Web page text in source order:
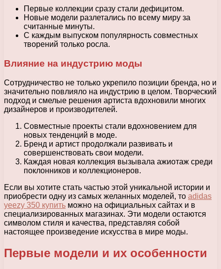
Первые коллекции сразу стали дефицитом.
Новые модели разлетались по всему миру за
считанные минуты.
С каждым выпуском популярность совместных
творений только росла.
Влияние на индустрию моды
Сотрудничество не только укрепило позиции бренда, но и
значительно повлияло на индустрию в целом. Творческий
подход и смелые решения артиста вдохновили многих
дизайнеров и производителей.
Совместные проекты стали вдохновением для
новых тенденций в моде.
Бренд и артист продолжали развивать и
совершенствовать свои модели.
Каждая новая коллекция вызывала ажиотаж среди
поклонников и коллекционеров.
Если вы хотите стать частью этой уникальной истории и
приобрести одну из самых желанных моделей, то adidas
yeezy 350 купить можно на официальных сайтах и в
специализированных магазинах. Эти модели остаются
символом стиля и качества, представляя собой
настоящее произведение искусства в мире моды.
Первые модели и их особенности